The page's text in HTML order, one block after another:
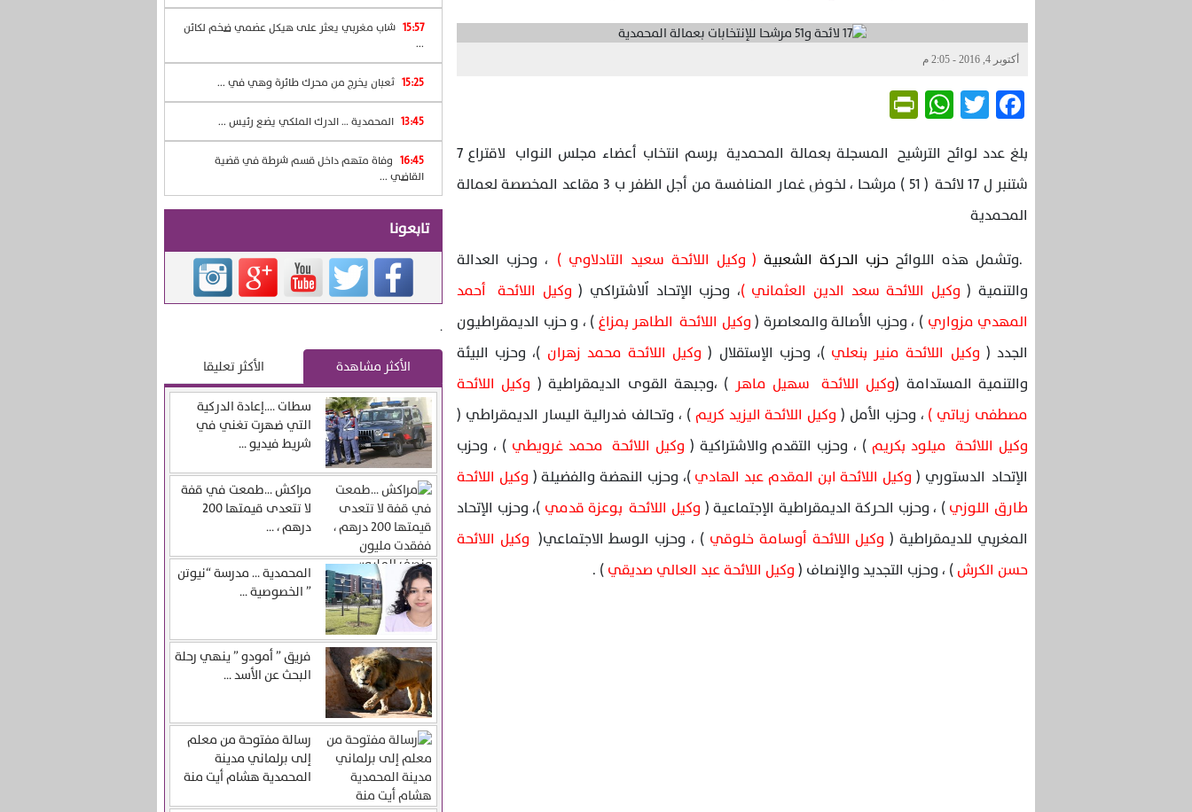
أكتوبر 4, 2016 - 2:05 م
Facebook
Twitter
WhatsApp
بلغ عدد لوائح الترشيح المسجلة بعمالة المحمدية برسم انتخاب أعضاء مجلس النواب لاقتراع 7
شتنبر ل 17 لائحة ( 51 ) مرشحا ، لخوض غمار المنافسة من أجل الظفر ب 3 مقاعد المخصصة لعمالة
المحمدية
.وتشمل هذه اللوائح حزب الحركة الشعبية( وكيل اللائحة سعيد التادلاوي ) ، وحزب العدالة
والتنمية ( وكيل اللائحة سعد الدين العثماني )، وحزب الإتحاد اٌلاشتراكي (وكيل اللائحة أحمد
المهدي مزواري ) ، وحزب الأصالة والمعاصرة (وكيل اللائحة الطاهر بمزاغ) ، و حزب الديمقراطيون
الجدد ( وكيل اللائحة منير بنعلي )، وحزب الإستقلال ( وكيل اللائحة محمد زهران )، وحزب البيئة
والتنمية المستدامة (وكيل اللائحة سهيل ماهر ) ،وجبهة القوى الديمقراطية ( وكيل اللائحة
مصطفى زياتي ) ، وحزب الأمل ( وكيل اللائحة اليزيد كريم) ، وتحالف فدرالية اليسار الديمقراطي (
وكيل اللائحة ميلود بكريم) ، وحزب التقدم والاشتراكية ( وكيل اللائحة محمد غرويطي ) ، وحزب
الإتحاد الدستوري ( وكيل اللائحة ابن المقدم عبد الهادي)، وحزب النهضة والفضيلة ( وكيل اللائحة
طارق اللوزي) ، وحزب الحركة الديمقراطية الإجتماعية ( وكيل اللائحة بوعزة قدمي )، وحزب الإتحاد
المغربي للديمقراطية ( وكيل اللائحة أوسامة خلوقي ) ، وحزب الوسط الاجتماعي( وكيل اللائحة
حسن الكرش) ، وحزب التجديد والإنصاف (وكيل اللائحة عبد العالي صديقي) .
15:57 شاب مغربي يعثر على هيكل عضمي ضخم لكائن
...
15:25 ثعبان يخرج من محرك طائرة وهي في ...
13:45 المحمدية … الدرك الملكي يضع رئيس ...
16:45 وفاة متهم داخل قسم شرطة في قضية
القاضي ...
تابعونا
.
الأكثر مشاهدة
الأكثر تعليقا
سطات ….إعادة الدركية
التي ضهرت تغني في
شريط فيديو ...
مراكش …طمعت في قفة
لا تتعدى قيمتها 200
درهم ، ...
المحمدية … مدرسة “نيوتن
” الخصوصية ...
فريق ” أمودو ” ينهي رحلة
البحث عن الأسد ...
رسالة مفتوحة من معلم
إلى برلماني مدينة
المحمدية هشام أيت منة